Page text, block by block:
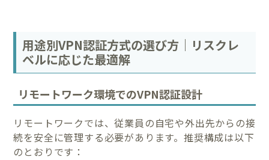
用途別VPN認証方式の選び方｜リスクレ
ベルに応じた最適解
リモートワーク環境でのVPN認証設計
リモートワークでは、従業員の自宅や外出先からの接
続を安全に管理する必要があります。推奨構成は以下
のとおりです：